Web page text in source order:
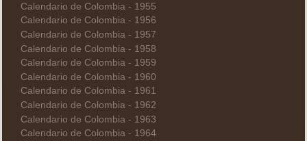
Calendario de Colombia - 1955
Calendario de Colombia - 1956
Calendario de Colombia - 1957
Calendario de Colombia - 1958
Calendario de Colombia - 1959
Calendario de Colombia - 1960
Calendario de Colombia - 1961
Calendario de Colombia - 1962
Calendario de Colombia - 1963
Calendario de Colombia - 1964